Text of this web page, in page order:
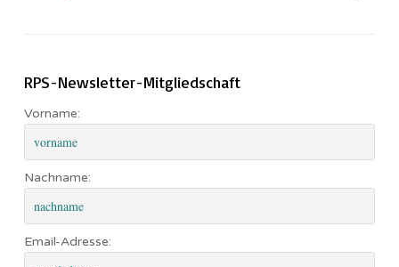
RPS-Newsletter-Mitgliedschaft
Vorname:
Nachname:
Email-Adresse: